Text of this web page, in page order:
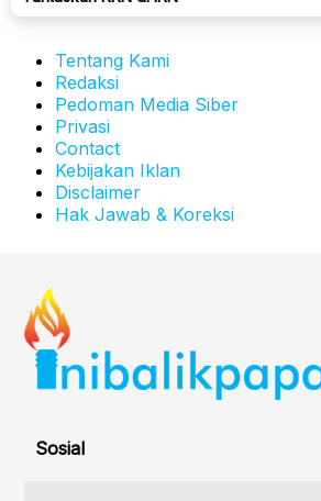
Tentang Kami
Redaksi
Pedoman Media Siber
Privasi
Contact
Kebijakan Iklan
Disclaimer
Hak Jawab & Koreksi
Sosial